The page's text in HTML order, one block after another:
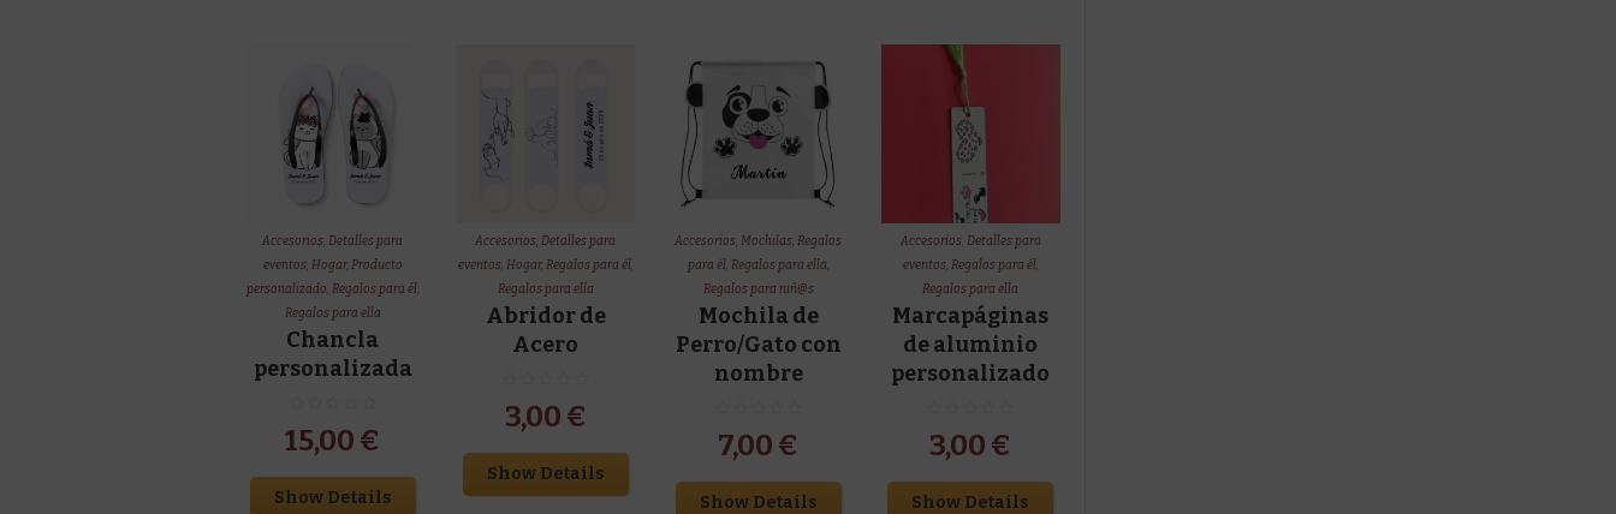
últimos
Accesorios,Detalles para
eventos, Hogar, Producto
personalizado, Regalos para él,
Regalos para ella
Chancla
personalizada
15,00 €
Show Details
Accesorios,Detalles para
eventos, Hogar, Regalos para él,
Regalos para ella
Abridor de
Acero
3,00 €
Show Details
Accesorios,Mochilas,Regalos
para él, Regalos para ella,
Regalos para niñ@s
Mochila de
Perro/Gato con
nombre
7,00 €
Show Details
Accesorios, Detalles para
eventos, Regalos para él,
Regalos para ella
Marcapáginas
de aluminio
personalizado
3,00 €
Show Details